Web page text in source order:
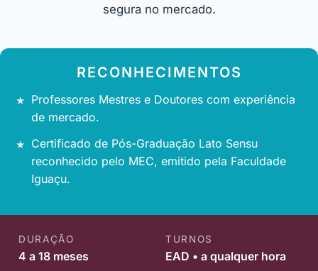
segura no mercado.
RECONHECIMENTOS
Professores Mestres e Doutores com experiência
de mercado.
Certificado de Pós-Graduação Lato Sensu
reconhecido pelo MEC, emitido pela Faculdade
Iguaçu.
DURAÇÃO
4 a 18 meses
TURNOS
EAD • a qualquer hora